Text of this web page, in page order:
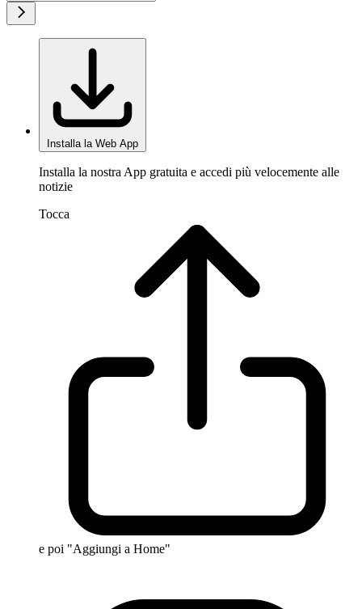
Installa la Web App
Installa la nostra App gratuita e accedi più velocemente alle
notizie
Tocca
e poi "Aggiungi a Home"